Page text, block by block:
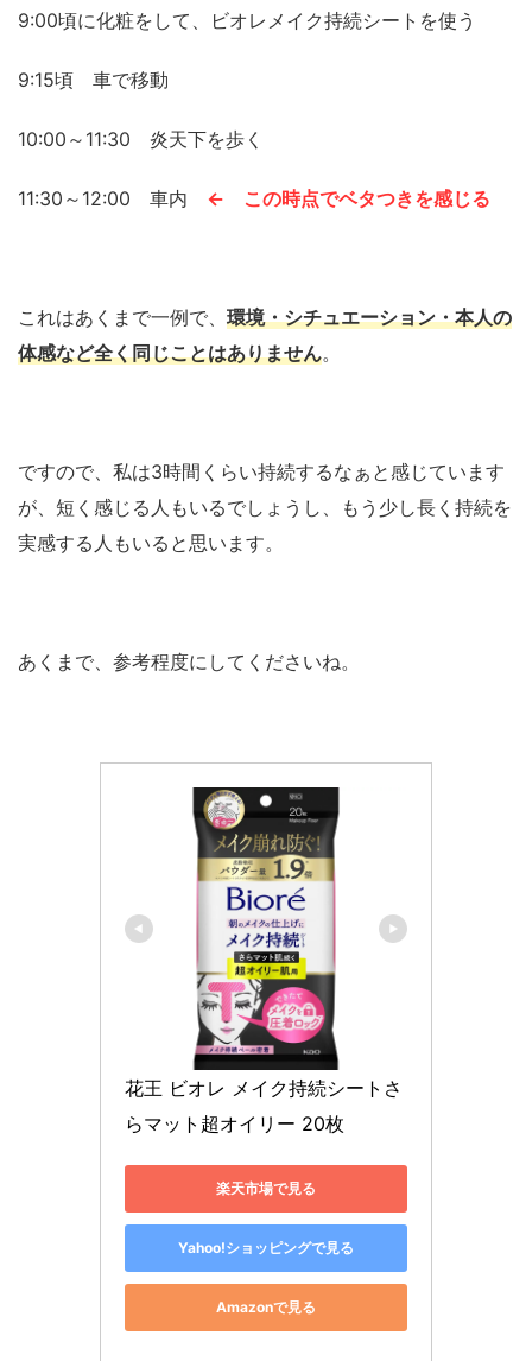
9:00頃に化粧をして、ビオレメイク持続シートを使う
9:15頃 車で移動
10:00～11:30 炎天下を歩く
11:30～12:00 車内 ← この時点でベタつきを感じる
これはあくまで一例で、 環境・シチュエーション・本人の
体感など全く同じことはありません。
ですので、私は3時間くらい持続するなぁと感じています
が、短く感じる人もいるでしょうし、もう少し長く持続を
実感する人もいると思います。
あくまで、参考程度にしてくださいね。
花王 ビオレ メイク持続シートさ
らマット超オイリー 20枚
楽天市場で見る
Yahoo!ショッピングで見る
Amazonで見る